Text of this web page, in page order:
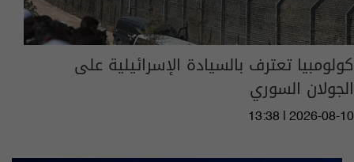
كولومبيا تعترف بالسيادة الإسرائيلية على
الجولان السوري
13:38 | 2026-08-10